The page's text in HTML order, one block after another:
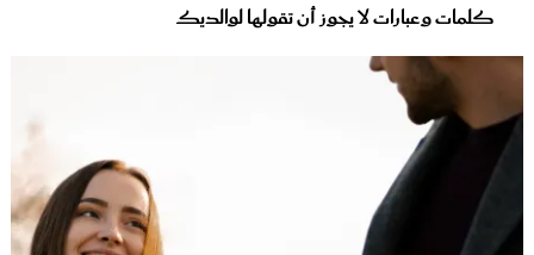
كلمات وعبارات لا يجوز أن تقولها لوالديك